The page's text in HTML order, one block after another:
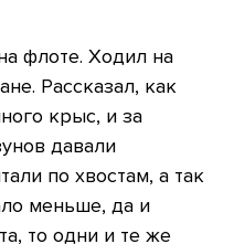
флоте. Ходил на
Рассказал, как
крыс, и за
давали
по хвостам, а так
меньше, да и
то одни и те же